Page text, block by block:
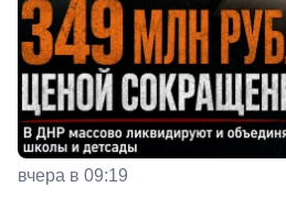
вчера в 09:19